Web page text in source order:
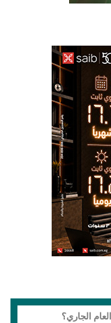
الجاري؟